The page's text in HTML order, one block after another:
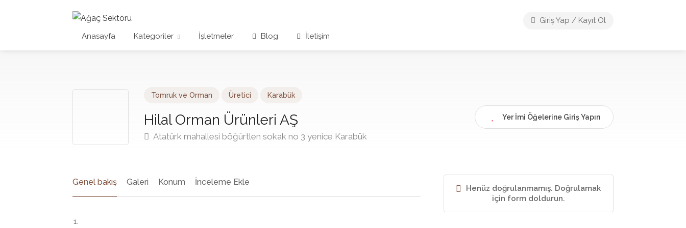
Anasayfa Kategoriler İşletmeler Blog İletişim
Giriş Yap / Kayıt Ol
Tomruk ve Orman Üretici Karabük
Hilal Orman Ürünleri AŞ
Atatürk mahallesi böğürtlen sokak no 3 yenice Karabük
Yer İmi Öğelerine Giriş Yapın
Genel bakış Galeri Konum İnceleme Ekle
Henüz doğrulanmamış. Doğrulamak
için form doldurun.